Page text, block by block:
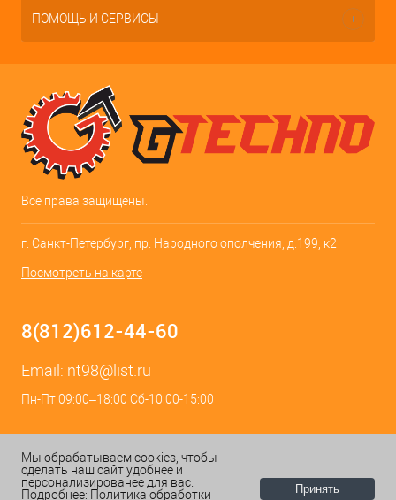
ПОМОЩЬ И СЕРВИСЫ
Все права защищены.
г. Санкт-Петербург, пр. Народного ополчения, д.199, к2
Посмотреть на карте
8(812)612-44-60
Email: nt98@list.ru
Пн-Пт 09:00–18:00 Сб-10:00-15:00
Мы обрабатываем cookies, чтобы
сделать наш сайт удобнее и
персонализированее для вас.
Подробнее: Политика обработки Принять